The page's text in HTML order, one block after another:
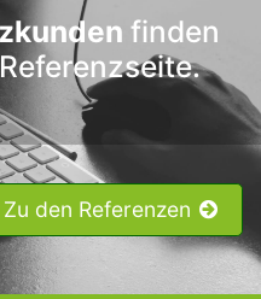
finden
Zu den Referenzen